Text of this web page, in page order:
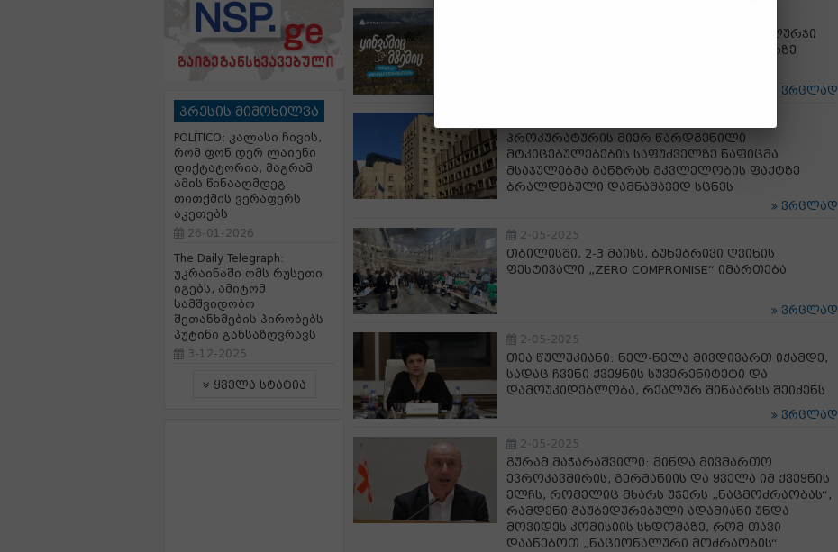
პრესის მიმოხილვა
POLITICO: კალასი ჩივის,
რომ ფონ დერ ლაიენი
დიქტატორია, მაგრამ
ამის წინააღმდეგ
თითქმის ვერაფერს
აკეთებს
26-01-2026
The Daily Telegraph:
უკრაინაში ომს რუსეთი
იგებს, ამიტომ
სამშვიდობო
შეთანხმების პირობებს
პუტინი განსაზღვრავს
3-12-2025
ყველა სტატია
თიბისი აგრობიზნესისთვის - აჭარული ლურჯი
მოცვის მოგზაურობა დასავლურ ბაზრებზე
ვრცლად
პროკურატურის მიერ წარდგენილი
მტკიცებულებების საფუძველზე ნაფიცმა
მსაჯულებმა განზრახ მკვლელობის ფაქტზე
ბრალდებული დამნაშავედ სცნეს
ვრცლად
2-05-2025
თბილისში, 2-3 მაისს, ბუნებრივი ღვინის
ფესტივალი „ZERO COMPROMISE“ იმართება
ვრცლად
2-05-2025
თეა წულუკიანი: ნელ-ნელა მივდივართ იქამდე,
სადაც ჩვენი ქვეყნის სუვერენიტეტი და
დამოუკიდებლობა, რეალურ შინაარსს შეიძენს
ვრცლად
2-05-2025
გურამ მაჭარაშვილი: მინდა მივმართო
ევროკავშირის, გერმანიის და ყველა იმ ქვეყნის
ელჩს, რომელიც მხარს უჭერს „ნაცმოძრაობას“,
რამდენი გაუბედურებული ადამიანი უნდა
მოვიდეს კომისიის სხდომაზე, რომ თავი
დაანებოთ „ნაციონალური მოძრაობის“